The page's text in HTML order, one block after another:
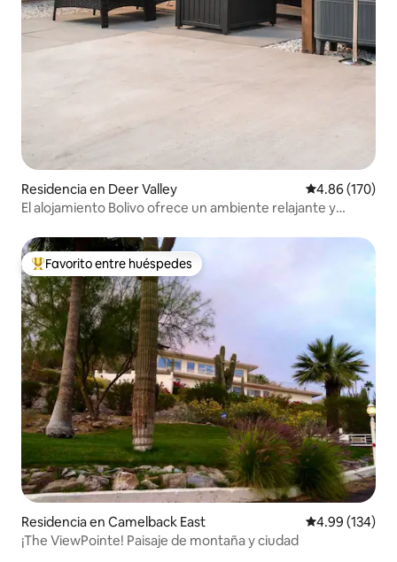
Residencia en Deer Valley Calificación
4.86 (170)
El alojamiento Bolivo ofrece un ambiente relajante y
De los mejores en Favorito entre huéspedes
Favorito entre huéspedes
Residencia en Camelback East Calificación
4.99 (134)
¡The ViewPointe! Paisaje de montaña y ciudad